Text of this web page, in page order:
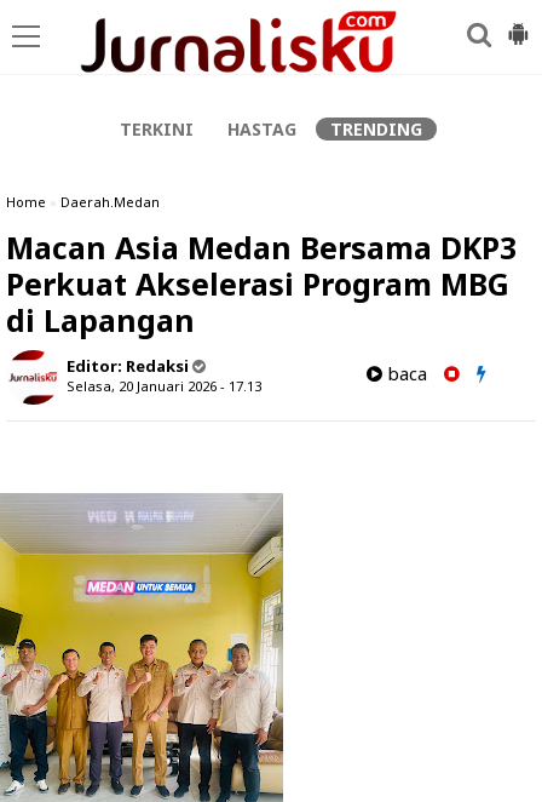
TERKINI HASTAG TRENDING
Home » Daerah.Medan
Macan Asia Medan Bersama DKP3
Perkuat Akselerasi Program MBG
di Lapangan
Editor: Redaksi
Selasa, 20 Januari 2026 - 17.13
baca